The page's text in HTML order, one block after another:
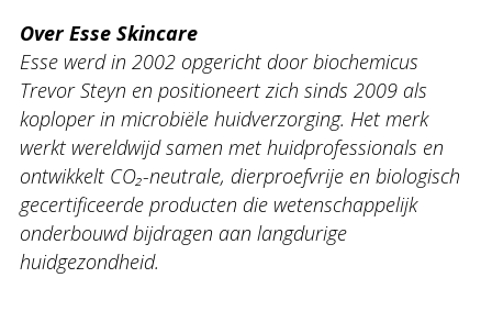
Over Esse Skincare
Esse werd in 2002 opgericht door biochemicus
Trevor Steyn en positioneert zich sinds 2009 als
koploper in microbiële huidverzorging. Het merk
werkt wereldwijd samen met huidprofessionals en
ontwikkelt CO₂-neutrale, dierproefvrije en biologisch
gecertificeerde producten die wetenschappelijk
onderbouwd bijdragen aan langdurige
huidgezondheid.